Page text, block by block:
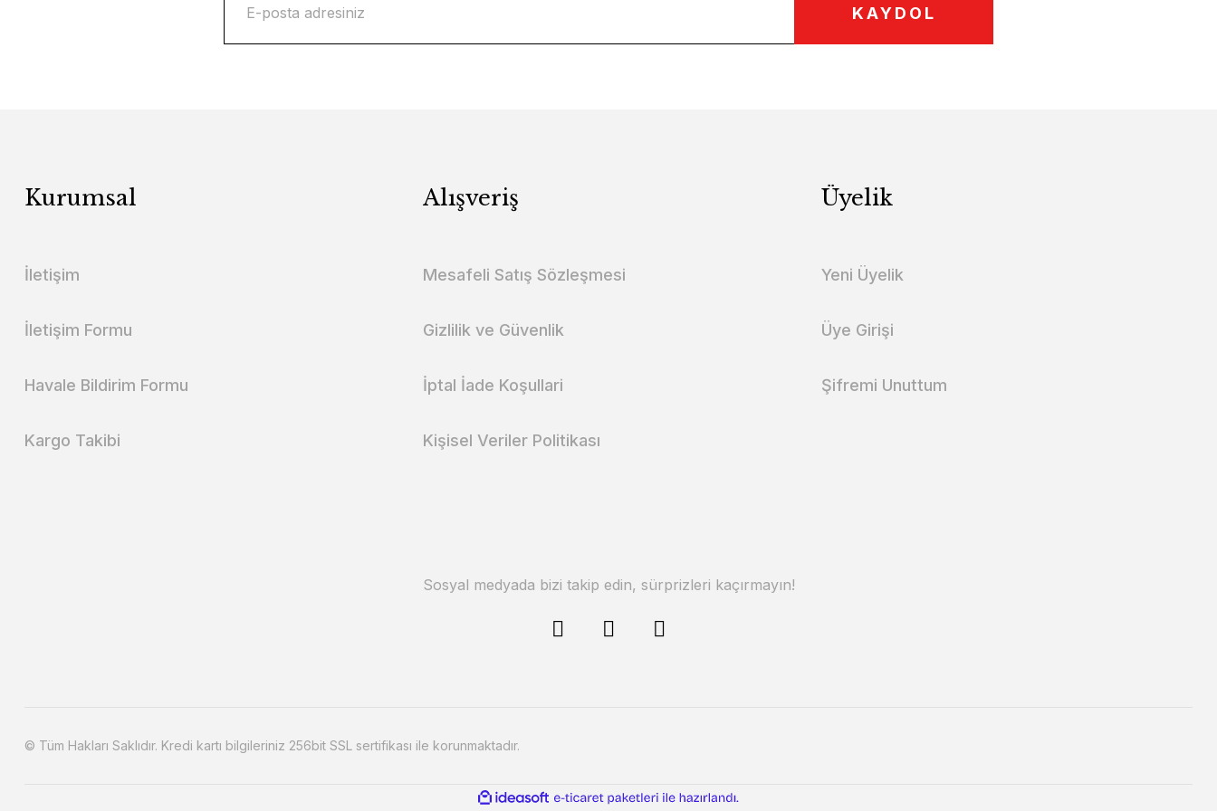
KAYDOL
Kurumsal
İletişim
İletişim Formu
Havale Bildirim Formu
Kargo Takibi
Alışveriş
Mesafeli Satış Sözleşmesi
Gizlilik ve Güvenlik
İptal İade Koşullari
Kişisel Veriler Politikası
Üyelik
Yeni Üyelik
Üye Girişi
Şifremi Unuttum
Sosyal medyada bizi takip edin, sürprizleri kaçırmayın!
© Tüm Hakları Saklıdır. Kredi kartı bilgileriniz 256bit SSL sertifikası ile korunmaktadır.
ideasoft
e-